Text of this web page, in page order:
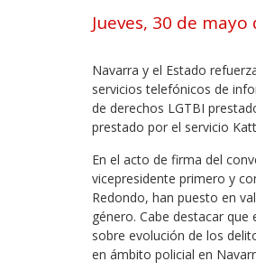
Jueves, 30 de mayo
Navarra y el Estado
servicios telefónicos de
de derechos LGTBI
prestado por el servicio
En el acto de firma del
vicepresidente primero y
Redondo, han puesto en
género. Cabe destacar
sobre evolución de los
en ámbito policial en